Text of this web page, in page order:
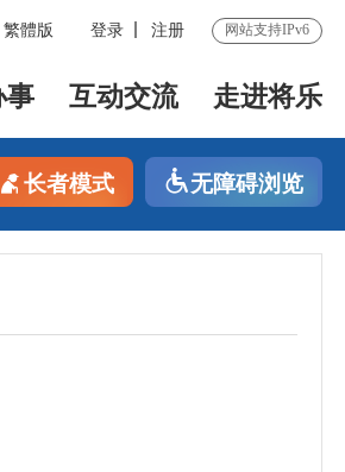
繁體版 登录 注册 网站支持IPv6
事 互动交流 走进将乐
长者模式 无障碍浏览